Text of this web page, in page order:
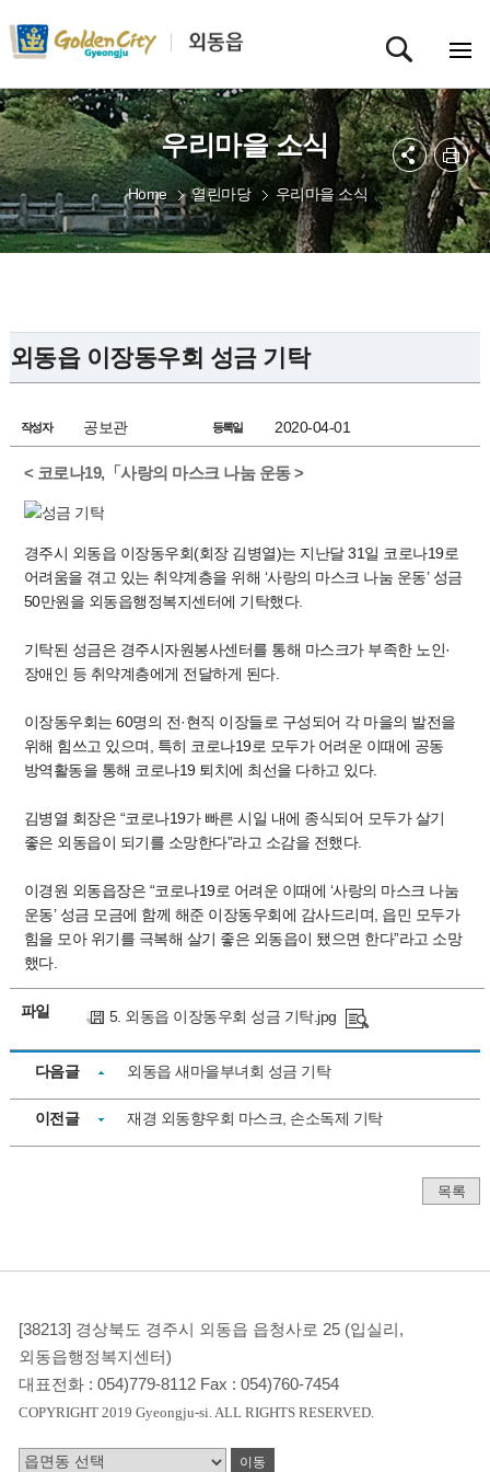
우리마을 소식
Home 열린마당 우리마을 소식
외동읍 이장동우회 성금 기탁
작성자 공보관 등록일 2020-04-01
< 코로나19,「사랑의 마스크 나눔 운동 >
경주시 외동읍 이장동우회(회장 김병열)는 지난달 31일 코로나19로
어려움을 겪고 있는 취약계층을 위해 ‘사랑의 마스크 나눔 운동’ 성금
50만원을 외동읍행정복지센터에 기탁했다.
기탁된 성금은 경주시자원봉사센터를 통해 마스크가 부족한 노인·
장애인 등 취약계층에게 전달하게 된다.
이장동우회는 60명의 전·현직 이장들로 구성되어 각 마을의 발전을
위해 힘쓰고 있으며, 특히 코로나19로 모두가 어려운 이때에 공동
방역활동을 통해 코로나19 퇴치에 최선을 다하고 있다.
김병열 회장은 “코로나19가 빠른 시일 내에 종식되어 모두가 살기
좋은 외동읍이 되기를 소망한다”라고 소감을 전했다.
이경원 외동읍장은 “코로나19로 어려운 이때에 ‘사랑의 마스크 나눔
운동’ 성금 모금에 함께 해준 이장동우회에 감사드리며, 읍민 모두가
힘을 모아 위기를 극복해 살기 좋은 외동읍이 됐으면 한다”라고 소망
했다.
파일 5. 외동읍 이장동우회 성금 기탁.jpg
다음글 외동읍 새마을부녀회 성금 기탁
이전글 재경 외동향우회 마스크, 손소독제 기탁
목록
[38213] 경상북도 경주시 외동읍 읍청사로 25 (입실리,
외동읍행정복지센터)
대표전화 : 054)779-8112Fax : 054)760-7454
COPYRIGHT 2019 Gyeongju-si. ALL RIGHTS RESERVED.